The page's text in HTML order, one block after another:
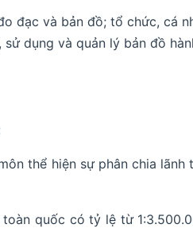
đạc và bản đồ; tổ chức, cá
dụng và quản lý bản đồ
thể hiện sự phân chia
quốc có tỷ lệ từ